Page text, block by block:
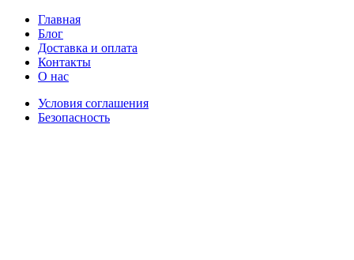
Главная
Блог
Доставка и оплата
Контакты
О нас
Условия соглашения
Безопасность